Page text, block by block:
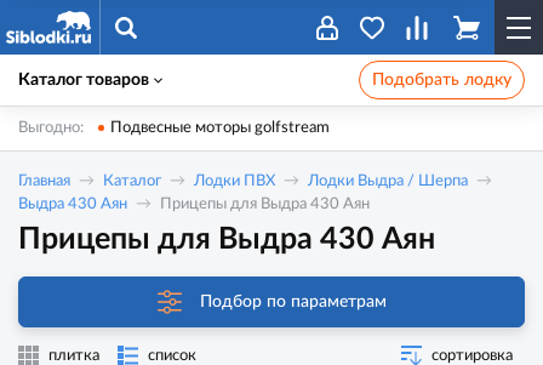
Каталог товаров Подобрать лодку
Выгодно: Подвесные моторы golfstream
Главная Каталог Лодки ПВХ
Лодки Выдра / Шерпа
Выдра 430 Аян
Прицепы для Выдра 430 Аян
Прицепы для Выдра 430 Аян
Подбор по параметрам
плитка список сортировка